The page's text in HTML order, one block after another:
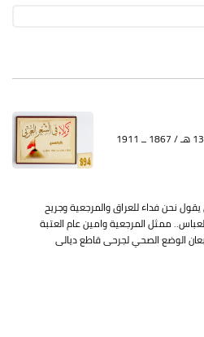
894 ــ باقر الهندي (1284 ــ 1329 هـ / 1867 ــ 1911
نحن فداء للعراق والمرجعية وجريح
ممثل المرجعية وامين عام العتبة
الوضع الصحي لجرحى قاطع ديالى